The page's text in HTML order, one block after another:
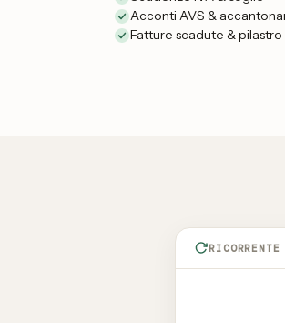
Acconti AVS &
Fatture scadute & pilastro
RICORRENTE